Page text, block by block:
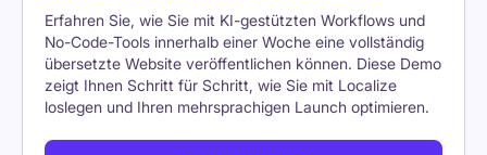
Erfahren Sie, wie Sie mit KI-gestützten Workflows und
No-Code-Tools innerhalb einer Woche eine vollständig
übersetzte Website veröffentlichen können. Diese Demo
zeigt Ihnen Schritt für Schritt, wie Sie mit Localize
loslegen und Ihren mehrsprachigen Launch optimieren.